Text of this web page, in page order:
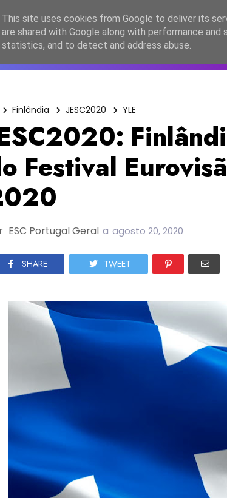
ESC2027 JESC2026 FC2026
Finlândia JESC2020 YLE
Festival
ESC Portugal Geral a agosto 20, 2020
SHARE TWEET
This site uses cookies from Google to deliver its
are shared with Google along with performance
statistics, and to detect and address abuse.